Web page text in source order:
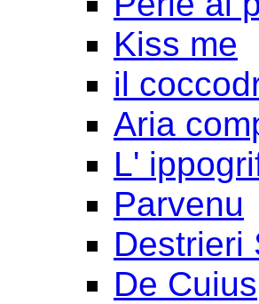
Kiss me
il
Aria
L'
Parvenu
Destrieri
De Cuius